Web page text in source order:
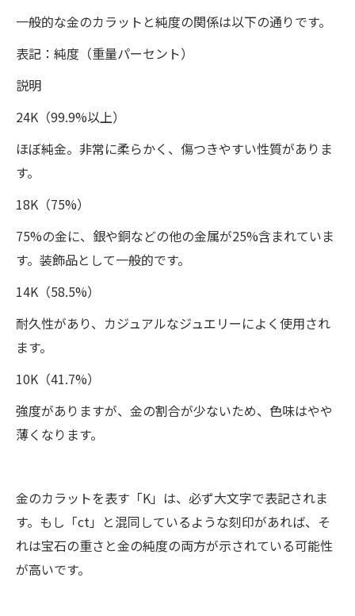
一般的な金のカラットと純度の関係は以下の通りです。
表記：純度（重量パーセント）
説明
24K（99.9%以上）
ほぼ純金。非常に柔らかく、傷つきやすい性質がありま
す。
18K（75%）
75%の金に、銀や銅などの他の金属が25%含まれていま
す。装飾品として一般的です。
14K（58.5%）
耐久性があり、カジュアルなジュエリーによく使用され
ます。
10K（41.7%）
強度がありますが、金の割合が少ないため、色味はやや
薄くなります。
金のカラットを表す「K」は、必ず大文字で表記されま
す。もし「ct」と混同しているような刻印があれば、そ
れは宝石の重さと金の純度の両方が示されている可能性
が高いです。